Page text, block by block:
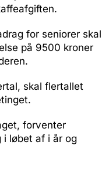
for seniorer skal
på 9500 kroner
skal flertallet
forventer
i løbet af i år og